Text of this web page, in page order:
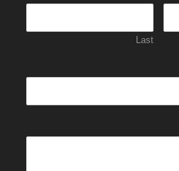
Last